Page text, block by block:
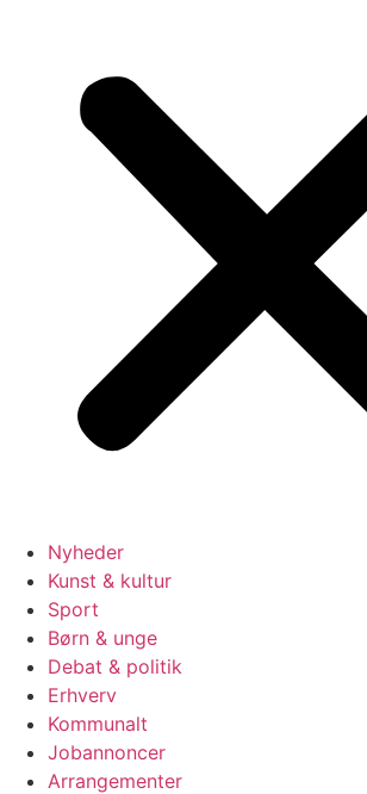
Nyheder
Kunst & kultur
Sport
Børn & unge
Debat & politik
Erhverv
Kommunalt
Jobannoncer
Arrangementer